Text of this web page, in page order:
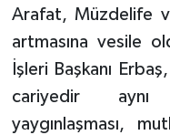
Arafat, Müzdelife
artmasına vesile
İşleri Başkanı
cariyedir aynı
yaygınlaşması,
Bursa
Çanakkale
Çankırı
Duyurular
Podcast
Bilim, Teknoloji